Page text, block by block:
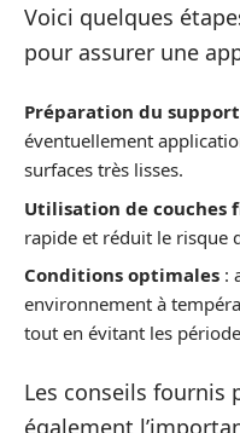
Voici quelques
pour assurer une
Préparation du support
éventuellement
surfaces très lisses.
Utilisation de couches
rapide et réduit le risque
Conditions optimales :
environnement à
tout en évitant les
Les conseils fournis
également